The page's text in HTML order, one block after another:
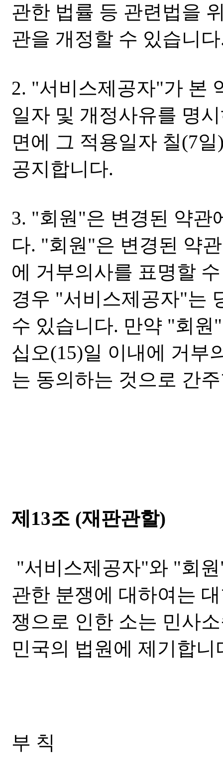
관한 법률 등 관련법을
관을 개정할 수 있습니
2. "서비스제공자"가 본
일자 및 개정사유를 명
면에 그 적용일자 칠(7
공지합니다.
3. "회원"은 변경된 약관
다. "회원"은 변경된 약
에 거부의사를 표명할
경우 "서비스제공자"는
수 있습니다. 만약 "회
십오(15)일 이내에 거부
는 동의하는 것으로 간
제13조 (재판관할)
"서비스제공자"와 "회
관한 분쟁에 대하여는
쟁으로 인한 소는 민사
민국의 법원에 제기합니
부 칙